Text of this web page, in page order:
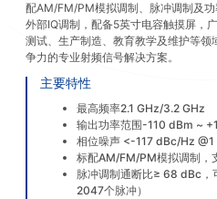
配AM/FM/PM模拟调制、脉冲调制及
外部IQ调制，配备5英寸电容触摸屏，
测试、生产制造、教育教学及维护等
争力的专业射频信号解决方案。
主要特性
最高频率2.1 GHz/3.2 GHz
输出功率范围-110 dBm ~
相位噪声 <-117 dBc/Hz
标配AM/FM/PM模拟调制，
脉冲调制通断比≥ 68 dBc，
2047个脉冲）